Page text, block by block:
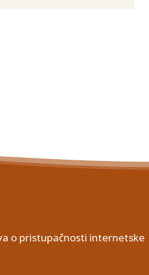
o pristupačnosti internetske